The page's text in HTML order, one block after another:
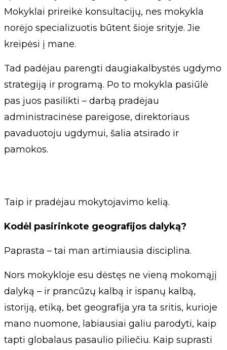
Mokyklai prireikė konsultacijų, nes mokykla
norėjo specializuotis būtent šioje srityje. Jie
kreipėsi į mane.
Tad padėjau parengti daugiakalbystės ugdymo
strategiją ir programą. Po to mokykla pasiūlė
pas juos pasilikti – darbą pradėjau
administracinėse pareigose, direktoriaus
pavaduotoju ugdymui, šalia atsirado ir
pamokos.
Taip ir pradėjau mokytojavimo kelią.
Kodėl pasirinkote geografijos dalyką?
Paprasta – tai man artimiausia disciplina.
Nors mokykloje esu dėstęs ne vieną mokomąjį
dalyką – ir prancūzų kalbą ir ispanų kalbą,
istoriją, etiką, bet geografija yra ta sritis, kurioje
mano nuomone, labiausiai galiu parodyti, kaip
tapti globalaus pasaulio piliečiu. Kaip suprasti